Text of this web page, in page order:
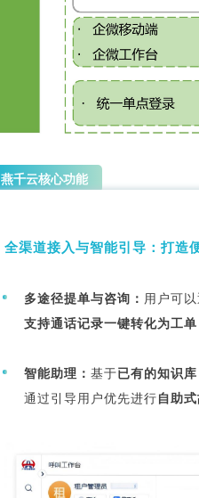
燕千云核心功能
全渠道接入与智能引导：打造
多途径提单与咨询： 用户可
支持通话记录一键转化为工单
智能助理： 基于已有的知识库
通过引导用户优先进行自助